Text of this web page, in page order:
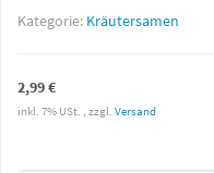
Kategorie: Kräutersamen
2,99 €
inkl. 7% USt. , zzgl. Versand